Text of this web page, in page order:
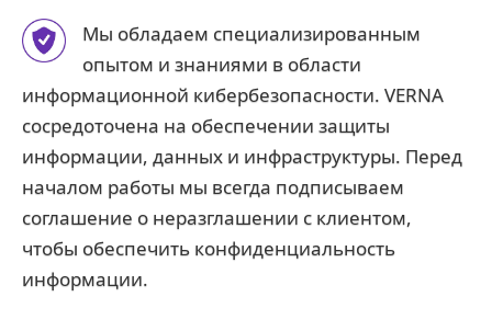
Мы обладаем специализированным
опытом и знаниями в области
информационной кибербезопасности. VERNA
сосредоточена на обеспечении защиты
информации, данных и инфраструктуры. Перед
началом работы мы всегда подписываем
соглашение о неразглашении с клиентом,
чтобы обеспечить конфиденциальность
информации.